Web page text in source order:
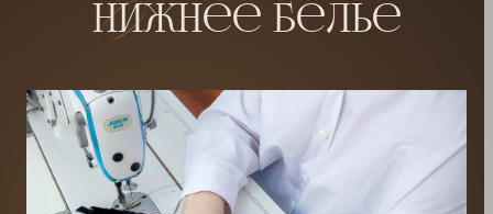
Нижнее Белье